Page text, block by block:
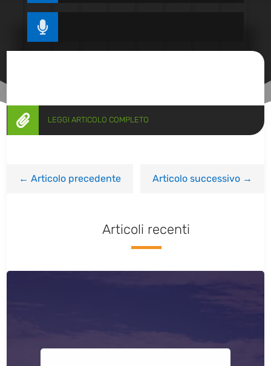

 LEGGI ARTICOLO COMPLETO
←Articolo precedente Articolo successivo→
Articoli recenti